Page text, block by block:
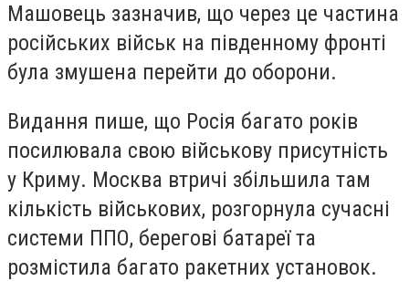
Машовець зазначив, що через це частина
російських військ на південному фронті
була змушена перейти до оборони.
Видання пише, що Росія багато років
посилювала свою військову присутність
у Криму. Москва втричі збільшила там
кількість військових, розгорнула сучасні
системи ППО, берегові батареї та
розмістила багато ракетних установок.